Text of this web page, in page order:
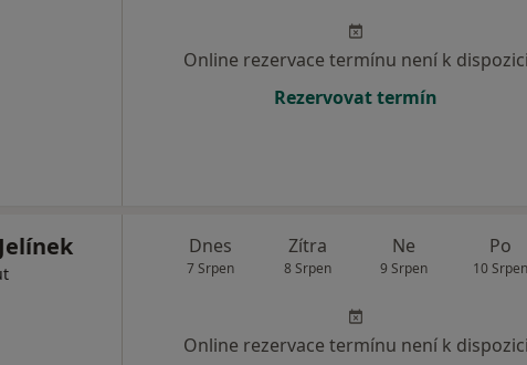
Online rezervace termínu není k dispozici
Rezervovat termín
Dnes
7 Srpen
Zítra
8 Srpen
Ne
9 Srpen
Po
10 Srpen
Online rezervace termínu není k dispozici